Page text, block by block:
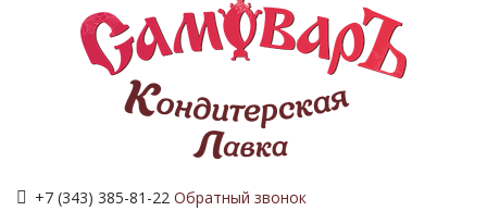
+7 (343) 385-81-22 Обратный звонок